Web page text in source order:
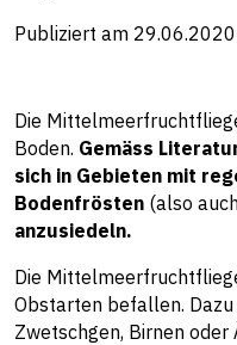
Publiziert am 29.06.2020
Die
Boden. Gemäss
sich in Gebieten mit
Bodenfrösten (also
anzusiedeln.
Die
Obstarten befallen.
Zwetschgen, Birnen oder